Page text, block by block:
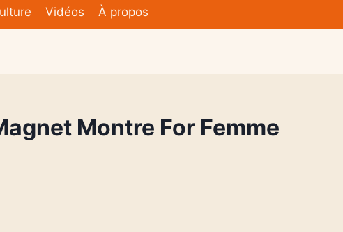
Vidéos À propos
Montre For Femme